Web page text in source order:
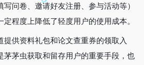
问卷、邀请好友注册、参与活动等）
程度上降低了轻度用户的使用成本。
供资料礼包和论文查重券的领取入
茅茅虫获取和留存用户的重要手段，也